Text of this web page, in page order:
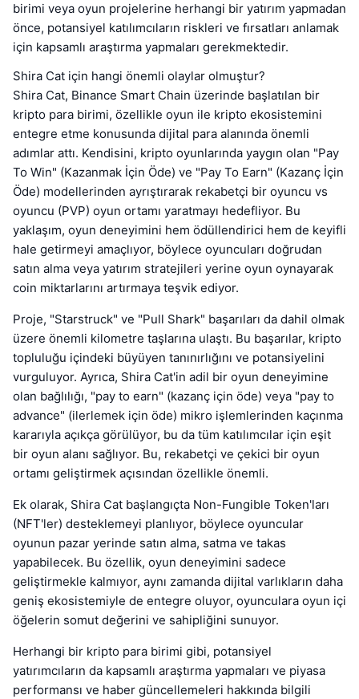
birimi veya oyun projelerine herhangi bir yatırım yapmadan
önce, potansiyel katılımcıların riskleri ve fırsatları anlamak
için kapsamlı araştırma yapmaları gerekmektedir.
Shira Cat için hangi önemli olaylar olmuştur?
Shira Cat, Binance Smart Chain üzerinde başlatılan bir
kripto para birimi, özellikle oyun ile kripto ekosistemini
entegre etme konusunda dijital para alanında önemli
adımlar attı. Kendisini, kripto oyunlarında yaygın olan "Pay
To Win" (Kazanmak İçin Öde) ve "Pay To Earn" (Kazanç İçin
Öde) modellerinden ayrıştırarak rekabetçi bir oyuncu vs
oyuncu (PVP) oyun ortamı yaratmayı hedefliyor. Bu
yaklaşım, oyun deneyimini hem ödüllendirici hem de keyifli
hale getirmeyi amaçlıyor, böylece oyuncuları doğrudan
satın alma veya yatırım stratejileri yerine oyun oynayarak
coin miktarlarını artırmaya teşvik ediyor.
Proje, "Starstruck" ve "Pull Shark" başarıları da dahil olmak
üzere önemli kilometre taşlarına ulaştı. Bu başarılar, kripto
topluluğu içindeki büyüyen tanınırlığını ve potansiyelini
vurguluyor. Ayrıca, Shira Cat'in adil bir oyun deneyimine
olan bağlılığı, "pay to earn" (kazanç için öde) veya "pay to
advance" (ilerlemek için öde) mikro işlemlerinden kaçınma
kararıyla açıkça görülüyor, bu da tüm katılımcılar için eşit
bir oyun alanı sağlıyor. Bu, rekabetçi ve çekici bir oyun
ortamı geliştirmek açısından özellikle önemli.
Ek olarak, Shira Cat başlangıçta Non-Fungible Token'ları
(NFT'ler) desteklemeyi planlıyor, böylece oyuncular
oyunun pazar yerinde satın alma, satma ve takas
yapabilecek. Bu özellik, oyun deneyimini sadece
geliştirmekle kalmıyor, aynı zamanda dijital varlıkların daha
geniş ekosistemiyle de entegre oluyor, oyunculara oyun içi
öğelerin somut değerini ve sahipliğini sunuyor.
Herhangi bir kripto para birimi gibi, potansiyel
yatırımcıların da kapsamlı araştırma yapmaları ve piyasa
performansı ve haber güncellemeleri hakkında bilgili